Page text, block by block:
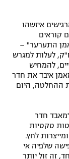
איזשהו
קוראים
התערער" –
לעלות למגרש
להמחיש
איבד את חדר
ההחלטה, היום
"מאבד חדר
טקטיות
לחץ.
שלפיה אי
זה זול יותר